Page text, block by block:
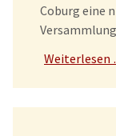
Coburg eine